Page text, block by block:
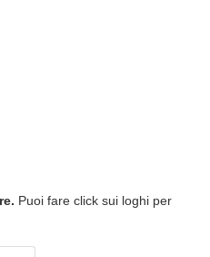
Puoi fare click sui loghi per